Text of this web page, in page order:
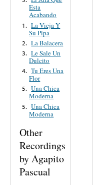
Esta
Acabando
1. La Vieja Y
Su Pipa
2. La Balacera
3. Le Sale Un
Dulcito
4. Tu Eres Una
Flor
5. Una Chica
Moderna
5. Una Chica
Moderna
Other
Recordings
by Agapito
Pascual